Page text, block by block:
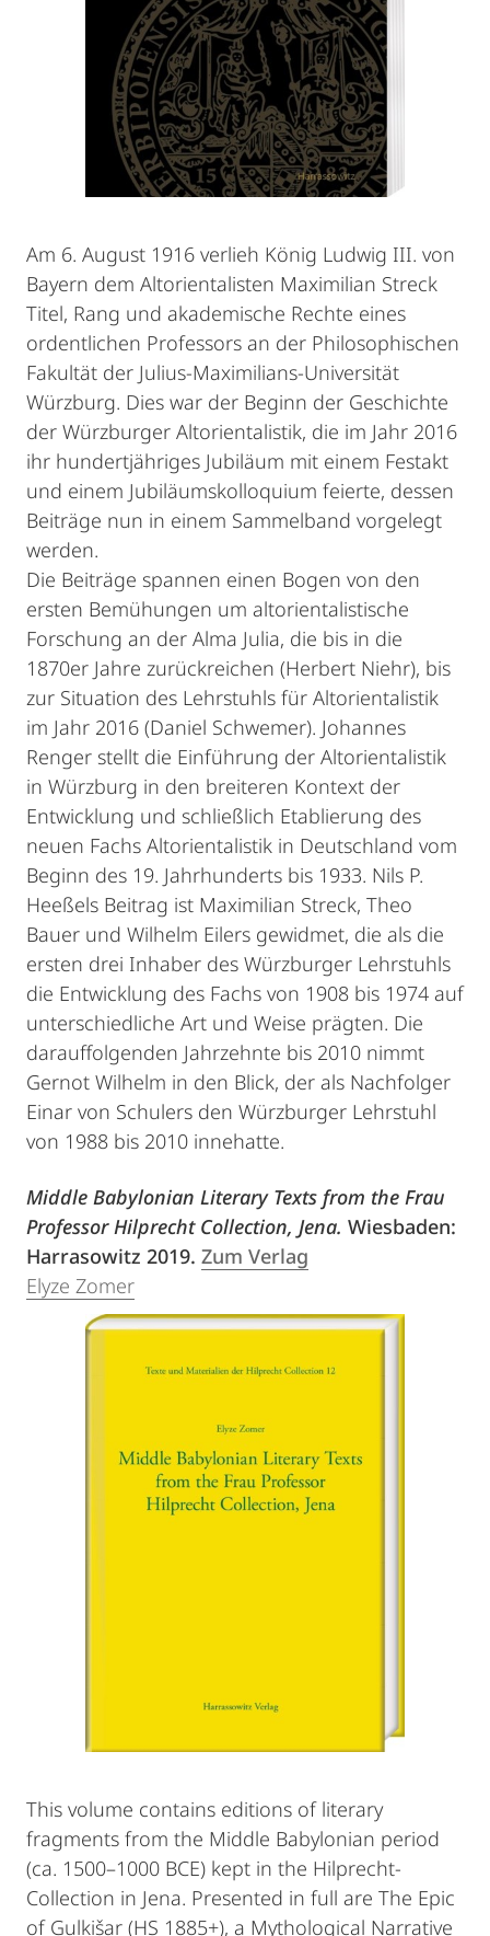
Am 6. August 1916 verlieh König Ludwig III. von
Bayern dem Altorientalisten Maximilian Streck
Titel, Rang und akademische Rechte eines
ordentlichen Professors an der Philosophischen
Fakultät der Julius-Maximilians-Universität
Würzburg. Dies war der Beginn der Geschichte
der Würzburger Altorientalistik, die im Jahr 2016
ihr hundertjähriges Jubiläum mit einem Festakt
und einem Jubiläumskolloquium feierte, dessen
Beiträge nun in einem Sammelband vorgelegt
werden.
Die Beiträge spannen einen Bogen von den
ersten Bemühungen um altorientalistische
Forschung an der Alma Julia, die bis in die
1870er Jahre zurückreichen (Herbert Niehr), bis
zur Situation des Lehrstuhls für Altorientalistik
im Jahr 2016 (Daniel Schwemer). Johannes
Renger stellt die Einführung der Altorientalistik
in Würzburg in den breiteren Kontext der
Entwicklung und schließlich Etablierung des
neuen Fachs Altorientalistik in Deutschland vom
Beginn des 19. Jahrhunderts bis 1933. Nils P.
Heeßels Beitrag ist Maximilian Streck, Theo
Bauer und Wilhelm Eilers gewidmet, die als die
ersten drei Inhaber des Würzburger Lehrstuhls
die Entwicklung des Fachs von 1908 bis 1974 auf
unterschiedliche Art und Weise prägten. Die
darauffolgenden Jahrzehnte bis 2010 nimmt
Gernot Wilhelm in den Blick, der als Nachfolger
Einar von Schulers den Würzburger Lehrstuhl
von 1988 bis 2010 innehatte.
Middle Babylonian Literary Texts from the Frau
Professor Hilprecht Collection, Jena. Wiesbaden:
Harrasowitz 2019. Zum Verlag
Elyze Zomer
This volume contains editions of literary
fragments from the Middle Babylonian period
(ca. 1500–1000 BCE) kept in the Hilprecht-
Collection in Jena. Presented in full are The Epic
of Gulkišar (HS 1885+), a Mythological Narrative